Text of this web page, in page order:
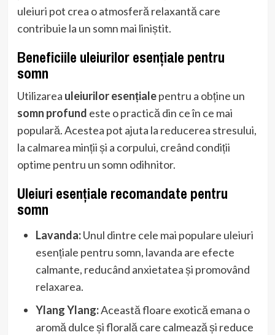
uleiuri pot crea o atmosferă relaxantă care
contribuie la un somn mai liniștit.
Beneficiile uleiurilor esențiale pentru
somn
Utilizarea uleiurilor esențialepentru a obține un
somn profund este o practică din ce în ce mai
populară. Acestea pot ajuta la reducerea stresului,
la calmarea minții și a corpului, creând condiții
optime pentru un somn odihnitor.
Uleiuri esențiale recomandate pentru
somn
Lavanda:Unul dintre cele mai populare uleiuri
esențiale pentru somn, lavanda are efecte
calmante, reducând anxietatea și promovând
relaxarea.
Ylang Ylang:Această floare exotică emana o
aromă dulce și florală care calmează și reduce